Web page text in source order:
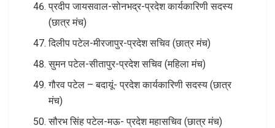
प्रदीप जायसवाल-सोनभद्र-प्रदेश कार्यकारिणी सदस्य
(छात्र मंच)
दिलीप पटेल-मीरजापुर-प्रदेश सचिव (छात्र मंच)
सुमन पटेल-सीतापुर-प्रदेश सचिव (महिला मंच)
गौरव पटेल – बदायूं- प्रदेश कार्यकारिणी सदस्य (छात्र
मंच)
सौरभ सिंह पटेल-मऊ- प्रदेश महासचिव (छात्र मंच)